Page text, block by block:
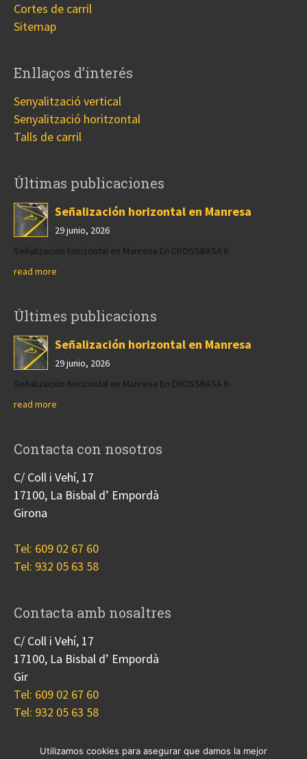
Cortes de carril
Sitemap
Enllaços d’interés
Senyalització vertical
Senyalització horitzontal
Talls de carril
Últimas publicaciones
Señalización horizontal en Manresa
29 junio, 2026
Señalización horizontal en Manresa En CROSSBASA h
read more
Últimes publicacions
Señalización horizontal en Manresa
29 junio, 2026
Señalización horizontal en Manresa En CROSSBASA h
read more
Contacta con nosotros
C/ Coll i Vehí, 17
17100, La Bisbal d’ Empordà
Girona
Tel: 609 02 67 60
Tel: 932 05 63 58
Contacta amb nosaltres
C/ Coll i Vehí, 17
17100, La Bisbal d’ Empordà
Gir
Tel: 609 02 67 60
Tel: 932 05 63 58
Utilizamos cookies para asegurar que damos la mejor